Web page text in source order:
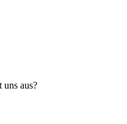
uns aus?